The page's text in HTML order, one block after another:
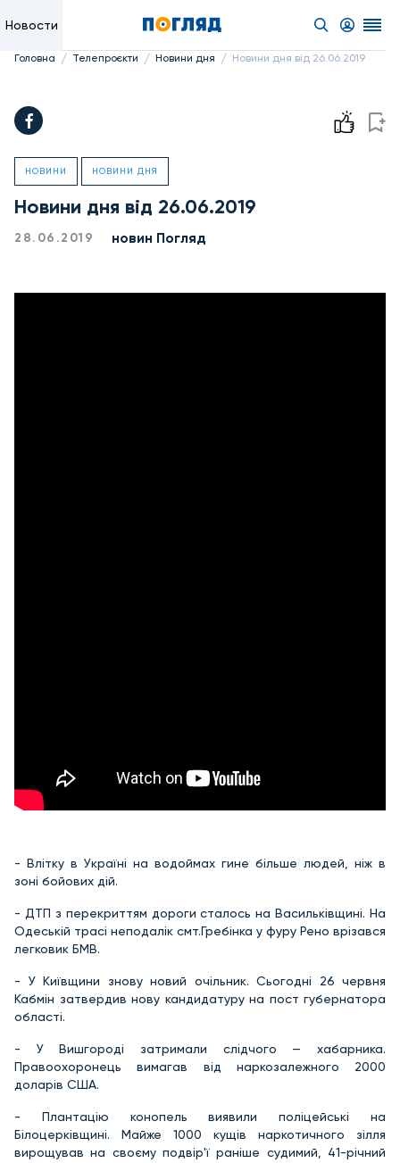
Новости
Головна / Телепроєкти / Новини дня / Новини дня від 26.06.2019
НОВИНИ НОВИНИ ДНЯ
Новини дня від 26.06.2019
28.06.2019 новин Погляд
- Влітку в Україні на водоймах гине більше людей, ніж в
зоні бойових дій.
- ДТП з перекриттям дороги сталось на Васильківщині. На
Одеській трасі неподалік смт.Гребінка у фуру Рено врізався
легковик БМВ.
- У Київщини знову новий очільник. Сьогодні 26 червня
Кабмін затвердив нову кандидатуру на пост губернатора
області.
- У Вишгороді затримали слідчого — хабарника.
Правоохоронець вимагав від наркозалежного 2000
доларів США.
- Плантацію конопель виявили поліцейські на
Білоцерківщині. Майже 1000 кущів наркотичного зілля
вирощував на своєму подвір'ї раніше судимий, 41-річний